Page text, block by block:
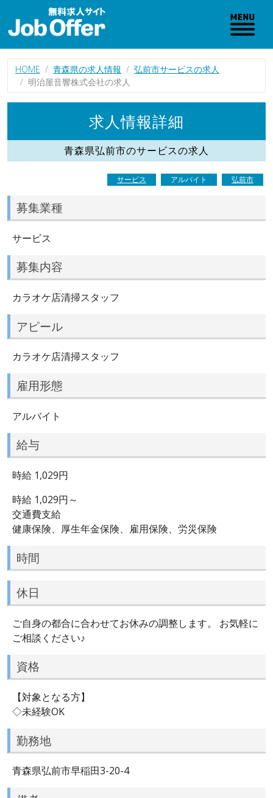
HOME 青森県の求人情報
弘前市サービスの求人
明治屋音響株式会社の求人
求人情報詳細
青森県弘前市のサービスの求人
サービス アルバイト 弘前市
募集業種
サービス
募集内容
カラオケ店清掃スタッフ
アピール
カラオケ店清掃スタッフ
雇用形態
アルバイト
給与
時給 1,029円
時給 1,029円～
交通費支給
健康保険、厚生年金保険、雇用保険、労災保険
時間
休日
ご自身の都合に合わせてお休みの調整します。 お気軽に
ご相談ください♪
資格
【対象となる方】
◇未経験OK
勤務地
青森県弘前市早稲田3-20-4